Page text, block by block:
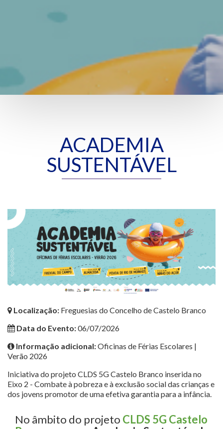
ACADEMIA
SUSTENTÁVEL
Localização: Freguesias do Concelho de Castelo Branco
Data do Evento:06/07/2026
Informação adicional:Oficinas de Férias Escolares |
Verão 2026
Iniciativa do projeto CLDS 5G Castelo Branco inserida no
Eixo 2 - Combate à pobreza e à exclusão social das crianças e
dos jovens promotor de uma efetiva garantia para a infância.
No âmbito do projeto CLDS 5G Castelo